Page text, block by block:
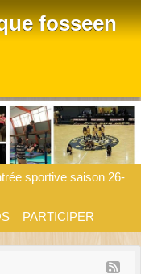
fosseen
sportive saison 26-
PARTICIPER